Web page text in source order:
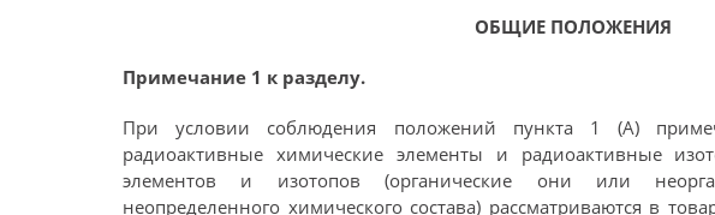
ОБЩИЕ ПОЛОЖЕНИЯ
Примечание 1 к разделу.
При условии соблюдения положений пункта 1 (А)
радиоактивные химические элементы и радиоактивные
элементов и изотопов (органические они или
неопределенного химического состава) рассматриваются в